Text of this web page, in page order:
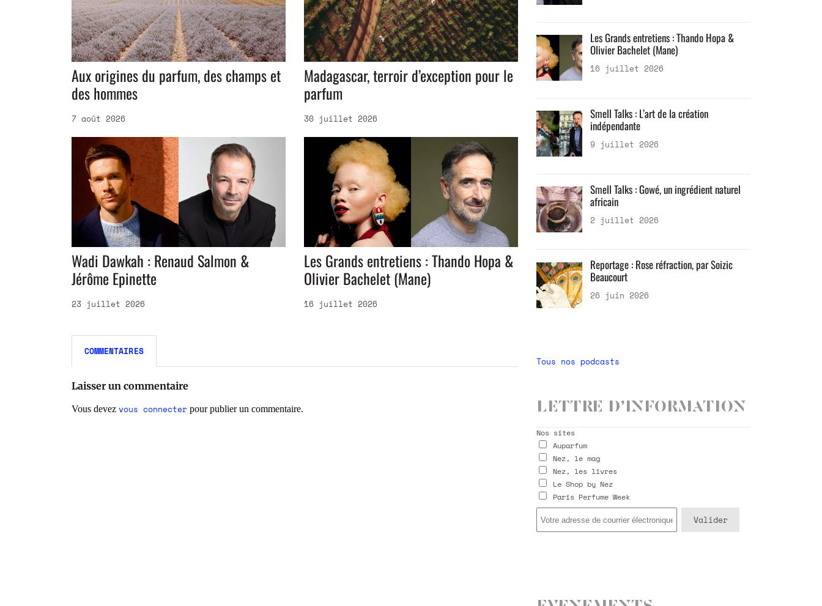
Aux origines du parfum, des champs et
des hommes
7 août 2026
Madagascar, terroir d’exception pour le
parfum
30 juillet 2026
Wadi Dawkah : Renaud Salmon &
Jérôme Epinette
23 juillet 2026
Les Grands entretiens : Thando Hopa &
Olivier Bachelet (Mane)
16 juillet 2026
COMMENTAIRES
Laisser un commentaire
Vous devez vous connecter pour publier un commentaire.
Les Grands entretiens : Thando Hopa &
Olivier Bachelet (Mane)
16 juillet 2026
Smell Talks : L’art de la création
indépendante
9 juillet 2026
Smell Talks : Gowé, un ingrédient naturel
africain
2 juillet 2026
Reportage : Rose réfraction, par Soizic
Beaucourt
26 juin 2026
Tous nos podcasts
Lettre d’information
Nos sites
Auparfum
Nez, le mag
Nez, les livres
Le Shop by Nez
Paris Perfume Week